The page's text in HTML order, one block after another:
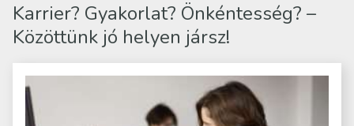
Karrier? Gyakorlat? Önkéntesség? –
Közöttünk jó helyen jársz!